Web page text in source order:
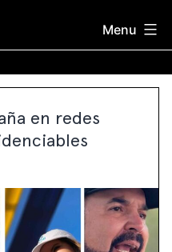
Menu
en redes